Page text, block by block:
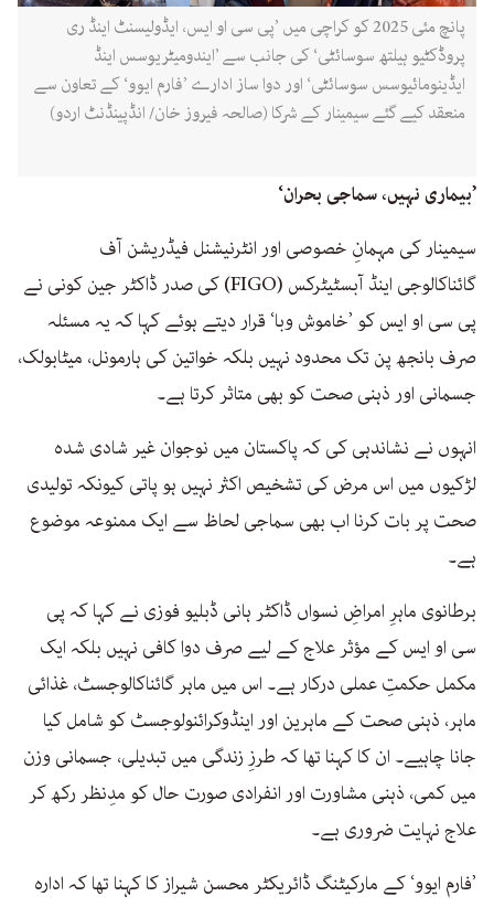
پانچ مئی 2025 کو کراچی میں ’پی سی او ایس، ایڈولیسنٹ اینڈ ری
پروڈکٹیو ہیلتھ سوسائٹی‘ کی جانب سے ’ایندومیٹریوسس اینڈ
ایڈینومائیوسس سوسائٹی‘ اور دوا ساز ادارے ’فارم ایوو‘ کے تعاون سے
منعقد کیے گئے سیمینار کے شرکا (صالحہ فیروز خان/ انڈپینڈنٹ اردو)
’بیماری نہیں، سماجی بحران‘
سیمینار کی مہمانِ خصوصی اور انٹرنیشنل فیڈریشن آف
گائناکالوجی اینڈ آبسٹیٹرکس (FIGO) کی صدر ڈاکٹر جین کونی نے
پی سی او ایس کو ’خاموش وبا‘ قرار دیتے ہوئے کہا کہ یہ مسئلہ
صرف بانجھ پن تک محدود نہیں بلکہ خواتین کی ہارمونل، میٹابولک،
جسمانی اور ذہنی صحت کو بھی متاثر کرتا ہے۔
انہوں نے نشاندہی کی کہ پاکستان میں نوجوان غیر شادی شدہ
لڑکیوں میں اس مرض کی تشخیص اکثر نہیں ہو پاتی کیونکہ تولیدی
صحت پر بات کرنا اب بھی سماجی لحاظ سے ایک ممنوعہ موضوع
ہے۔
برطانوی ماہرِ امراضِ نسواں ڈاکٹر ہانی ڈبلیو فوزی نے کہا کہ پی
سی او ایس کے مؤثر علاج کے لیے صرف دوا کافی نہیں بلکہ ایک
مکمل حکمتِ عملی درکار ہے۔ اس میں ماہر گائناکالوجسٹ، غذائی
ماہر، ذہنی صحت کے ماہرین اور اینڈوکرائنولوجسٹ کو شامل کیا
جانا چاہیے۔ ان کا کہنا تھا کہ طرزِ زندگی میں تبدیلی، جسمانی وزن
میں کمی، ذہنی مشاورت اور انفرادی صورت حال کو مدِنظر رکھ کر
علاج نہایت ضروری ہے۔
’فارم ایوو‘ کے مارکیٹنگ ڈائریکٹر محسن شیراز کا کہنا تھا کہ ادارہ